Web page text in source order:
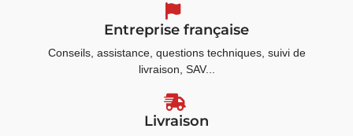
Entreprise française
Conseils, assistance, questions techniques, suivi de
livraison, SAV...
Livraison